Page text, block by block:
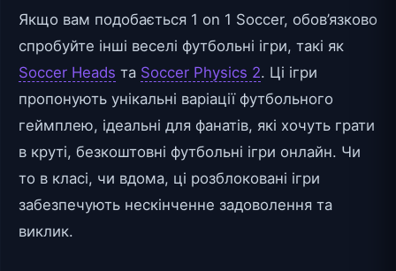
Якщо вам подобається 1 on 1 Soccer, обов’язково
спробуйте інші веселі футбольні ігри, такі як
Soccer Heads та Soccer Physics 2. Ці ігри
пропонують унікальні варіації футбольного
геймплею, ідеальні для фанатів, які хочуть грати
в круті, безкоштовні футбольні ігри онлайн. Чи
то в класі, чи вдома, ці розблоковані ігри
забезпечують нескінченне задоволення та
виклик.